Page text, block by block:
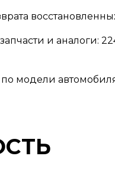
и аналоги:
модели